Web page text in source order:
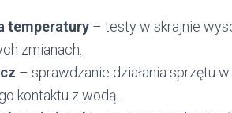
temperatury – testy w skrajnie
zmianach.
– sprawdzanie działania sprzętu
kontaktu z wodą.